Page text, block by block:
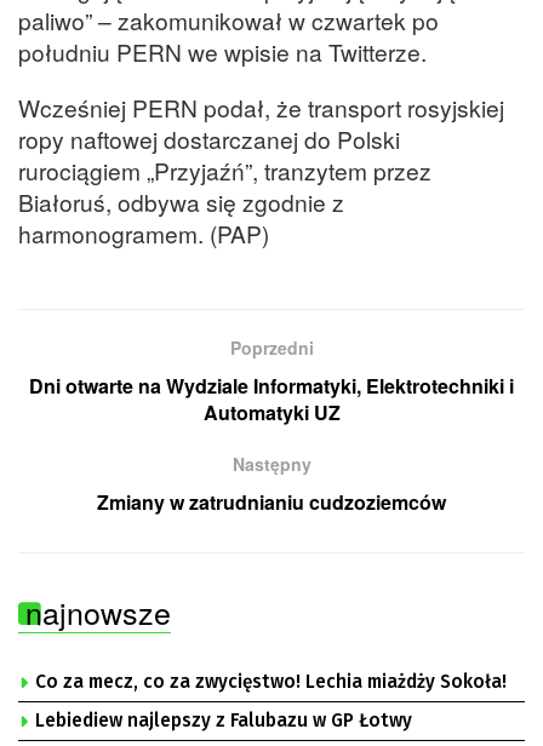
paliwo” – zakomunikował w czwartek po
południu PERN we wpisie na Twitterze.
Wcześniej PERN podał, że transport rosyjskiej
ropy naftowej dostarczanej do Polski
rurociągiem „Przyjaźń”, tranzytem przez
Białoruś, odbywa się zgodnie z
harmonogramem. (PAP)
Poprzedni
Dni otwarte na Wydziale Informatyki, Elektrotechniki i
Automatyki UZ
Następny
Zmiany w zatrudnianiu cudzoziemców
najnowsze
Co za mecz, co za zwycięstwo! Lechia miażdży Sokoła!
Lebiediew najlepszy z Falubazu w GP Łotwy